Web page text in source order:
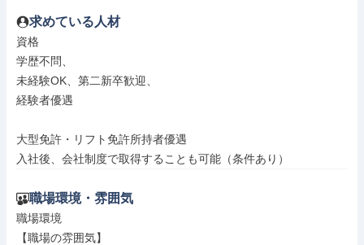
求めている人材
資格
学歴不問、
未経験OK、第二新卒歓迎、
経験者優遇
大型免許・リフト免許所持者優遇
入社後、会社制度で取得することも可能（条件あり）
職場環境・雰囲気
職場環境
【職場の雰囲気】